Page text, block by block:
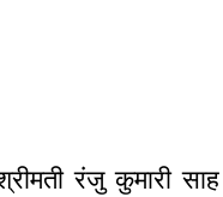
रंजु कुमारी